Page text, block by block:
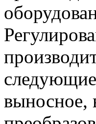
выносное,